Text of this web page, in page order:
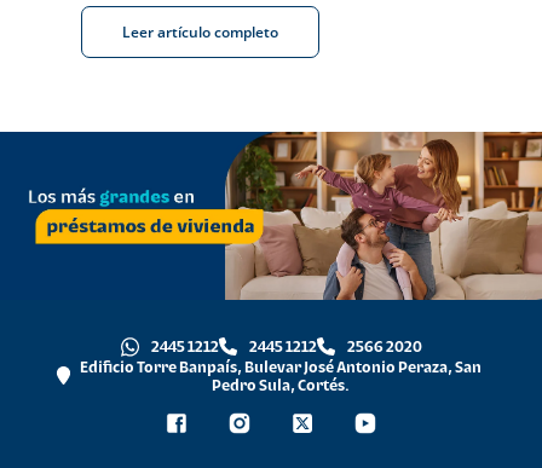
Leer artículo completo
2445 1212 2445 1212
2566 2020
Edificio Torre Banpaís, Bulevar José Antonio Peraza, San
Pedro Sula, Cortés.